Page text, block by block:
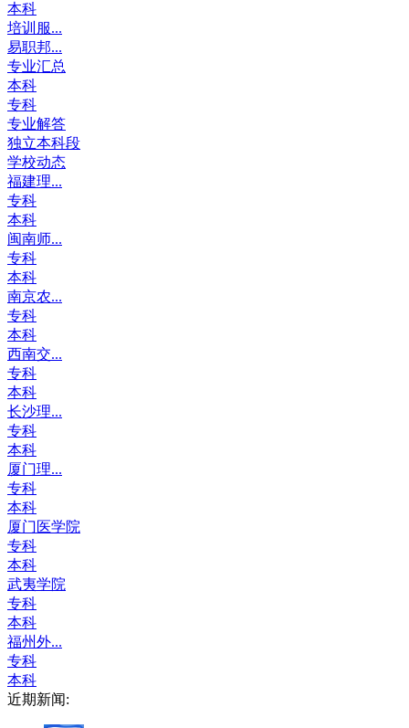
本科
培训服...
易职邦...
专业汇总
本科
专科
专业解答
独立本科段
学校动态
福建理...
专科
本科
闽南师...
专科
本科
南京农...
专科
本科
西南交...
专科
本科
长沙理...
专科
本科
厦门理...
专科
本科
厦门医学院
专科
本科
武夷学院
专科
本科
福州外...
专科
本科
近期新闻: